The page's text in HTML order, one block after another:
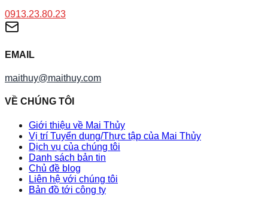
0913.23.80.23
EMAIL
maithuy@maithuy.com
VỀ CHÚNG TÔI
Giới thiệu về Mai Thủy
Vị trí Tuyển dụng/Thực tập của Mai Thủy
Dịch vụ của chúng tôi
Danh sách bản tin
Chủ đề blog
Liên hệ với chúng tôi
Bản đồ tới công ty